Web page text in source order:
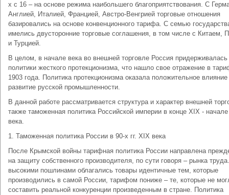
х с 16 – на основе режима наибольшего благоприятствования. С
Англией, Италией, Францией, Австро-Венгрией торговые отношения
базировались на основе конвенционного тарифа. С семью
имелись двусторонние торговые соглашения, в том числе с Китаем,
и Турцией.
В целом, в начале века во внешней торговле Россия придерживалась
политики жесткого протекционизма, что нашло свое отражение в
1903 года. Политика протекционизма оказала положительное влияние
развитие русской промышленности.
В данной работе рассматривается структура и характер внешней
также таможенная политика Российской империи в конце XIX -
века.
1. Таможенная политика России в 90-х гг. ХIХ века
После Крымской войны тарифная политика России направлена
на защиту собственного производителя, по сути говоря – рынка
высокими пошлинами облагались товары идентичные тем, которые
производились в самой России, тарифом пониже – те, которые не
составить реальной конкуренции произведенным в стране. Политика